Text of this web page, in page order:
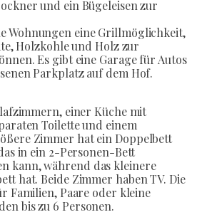
und ein Bügeleisen zur
Wohnungen eine Grillmöglichkeit,
Holzkohle und Holz zur
Es gibt eine Garage für Autos
Parkplatz auf dem Hof.
einer Küche mit
Toilette und einem
Zimmer hat ein Doppelbett
in ein 2-Personen-Bett
kann, während das kleinere
hat. Beide Zimmer haben TV. Die
Familien, Paare oder kleine
bis zu 6 Personen.